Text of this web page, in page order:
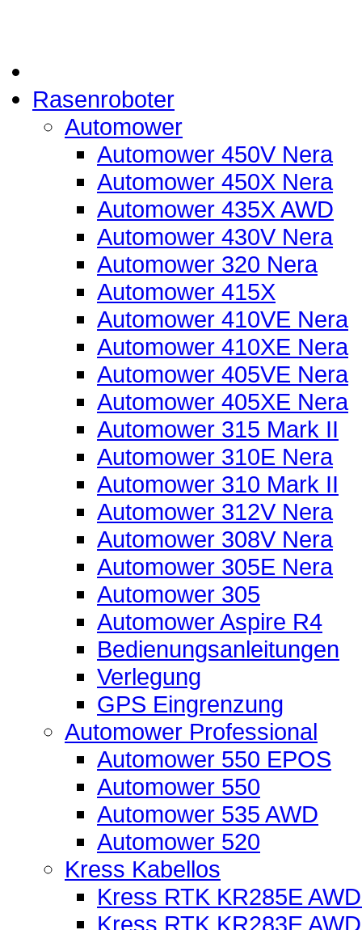
Rasenroboter
Automower
Automower 450V Nera
Automower 450X Nera
Automower 435X AWD
Automower 430V Nera
Automower 320 Nera
Automower 415X
Automower 410VE Nera
Automower 410XE Nera
Automower 405VE Nera
Automower 405XE Nera
Automower 315 Mark II
Automower 310E Nera
Automower 310 Mark II
Automower 312V Nera
Automower 308V Nera
Automower 305E Nera
Automower 305
Automower Aspire R4
Bedienungsanleitungen
Verlegung
GPS Eingrenzung
Automower Professional
Automower 550 EPOS
Automower 550
Automower 535 AWD
Automower 520
Kress Kabellos
Kress RTK KR285E
Kress RTK KR283E